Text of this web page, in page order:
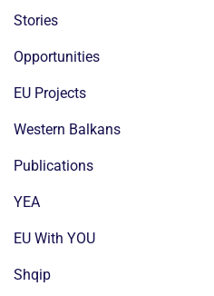
Stories
Opportunities
EU Projects
Western Balkans
Publications
YEA
EU With YOU
Shqip